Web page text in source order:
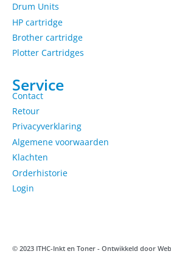
Drum Units
HP cartridge
Brother cartridge
Plotter Cartridges
Service
Contact
Retour
Privacyverklaring
Algemene voorwaarden
Klachten
Orderhistorie
Login
© 2023 ITHC-Inkt en Toner - Ontwikkeld door